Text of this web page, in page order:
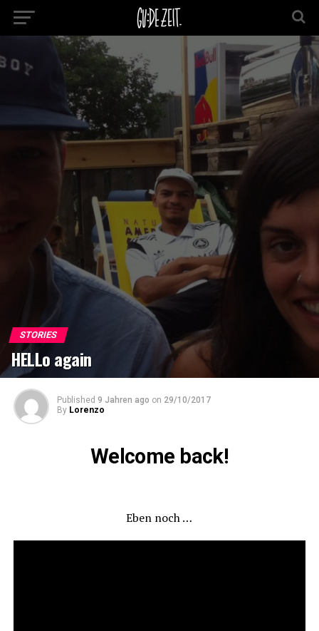
STORIES
HELLo again
Published 9 Jahren ago on 29/10/2017
By Lorenzo
Welcome back!
Eben noch …